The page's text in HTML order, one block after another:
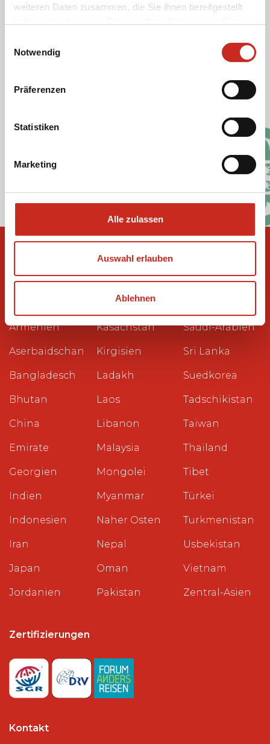
weiteren Daten zusammen, die Sie ihnen bereitgestellt
Notwendig
Präferenzen
Statistiken
Marketing
Alle zulassen
Auswahl erlauben
Ablehnen
Kategorien funktionale, analytische, Werbe- und
Soziale Medien
Reiseziele
Armenien
Aserbaidschan
Bangladesch
Bhutan
China
Emirate
Georgien
Indien
Indonesien
Iran
Japan
Jordanien
Kambodscha
Kasachstan
Kirgisien
Ladakh
Laos
Libanon
Malaysia
Mongolei
Myanmar
Naher Osten
Nepal
Oman
Pakistan
Saudi-Arabien
Sri Lanka
Suedkorea
Tadschikistan
Taiwan
Thailand
Tibet
Türkei
Turkmenistan
Usbekistan
Vietnam
Zentral-Asien
Zertifizierungen
Kontakt